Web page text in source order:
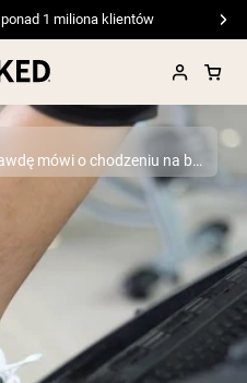
powyżej 99 USD
Trening 12-3-30: Co nauka naprawdę mówi o chodzeniu na bieżni po nachyleniu